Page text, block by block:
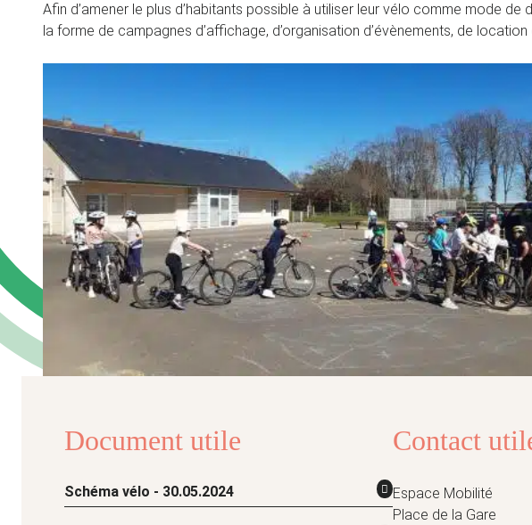
Afin d’amener le plus d’habitants possible à utiliser leur vélo comme mode de
la forme de campagnes d’affichage, d’organisation d’évènements, de location
Document utile
Schéma vélo - 30.05.2024
Contact
Espace Mobilité
Place de la Gare